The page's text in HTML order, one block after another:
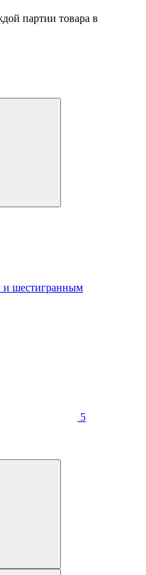
партии товара в
и шестигранным
5